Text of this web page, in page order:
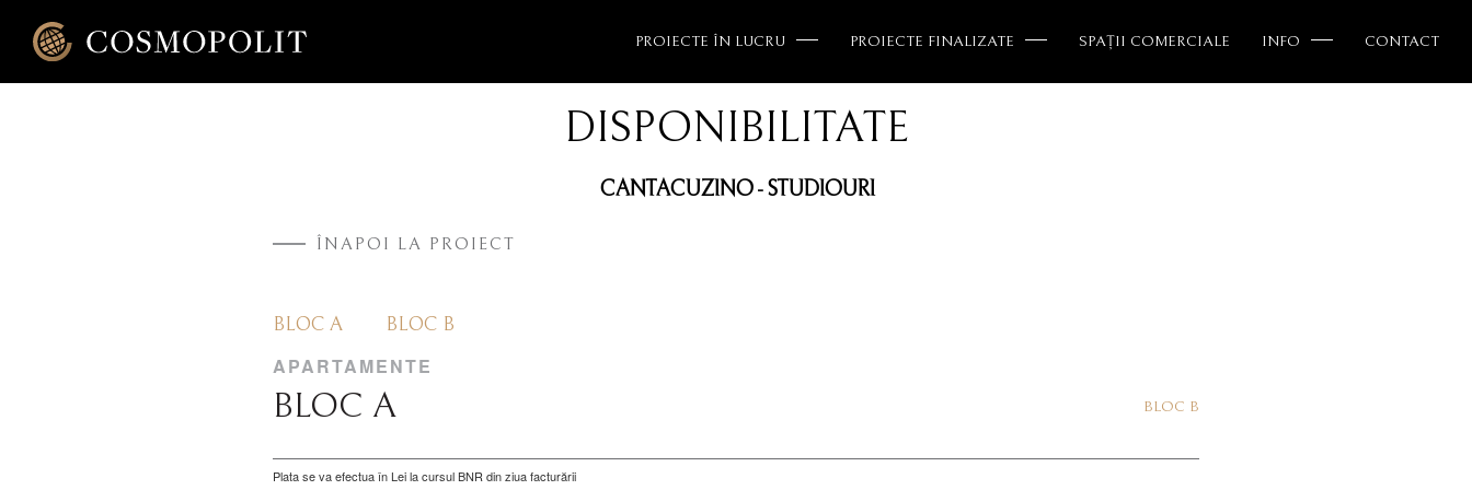
PROIECTE ÎN LUCRU PROIECTE FINALIZATE SPAȚII COMERCIALE INFO CONTACT
DISPONIBILITATE
CANTACUZINO - STUDIOURI
ÎNAPOI LA PROIECT
BLOC A BLOC B
APARTAMENTE
BLOC A BLOC B
Plata se va efectua în Lei la cursul BNR din ziua facturării